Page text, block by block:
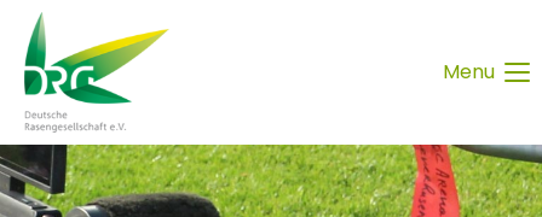
Menu